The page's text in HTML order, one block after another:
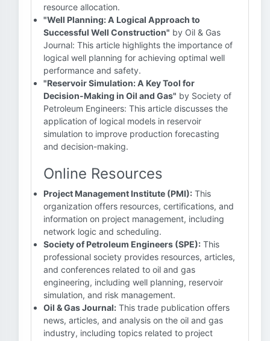
resource allocation.
"Well Planning: A Logical Approach to
Successful Well Construction" by Oil & Gas
Journal: This article highlights the importance of
logical well planning for achieving optimal well
performance and safety.
"Reservoir Simulation: A Key Tool for
Decision-Making in Oil and Gas" by Society of
Petroleum Engineers: This article discusses the
application of logical models in reservoir
simulation to improve production forecasting
and decision-making.
Online Resources
Project Management Institute (PMI): This
organization offers resources, certifications, and
information on project management, including
network logic and scheduling.
Society of Petroleum Engineers (SPE): This
professional society provides resources, articles,
and conferences related to oil and gas
engineering, including well planning, reservoir
simulation, and risk management.
Oil & Gas Journal: This trade publication offers
news, articles, and analysis on the oil and gas
industry, including topics related to project